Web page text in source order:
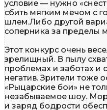
условие — нужно
сбить мягким мечом с
шлем.Либо другой
соперника за пределы
Этот конкурс очень
зрелищный. В пылу
проблемах и заботах и
негатив. Зрители тоже
«Рыцарские бои» не
незабываемое шоу.
и заряд бодрости